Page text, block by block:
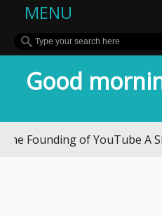
MENU
Good
of YouTube A Short